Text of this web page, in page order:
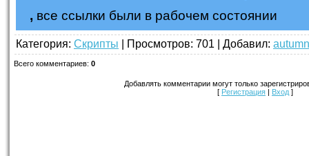
, все ссылки были в рабочем состоянии
Категория: Скрипты | Просмотров: 701 | Добавил: autumn
Всего комментариев: 0
Добавлять комментарии могут только
[ Регистрация | Вход ]